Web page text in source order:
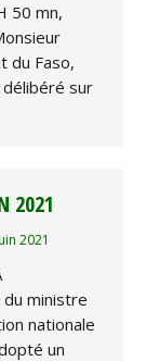
50 mn,
du Faso,
délibéré sur
2021
2021
du ministre
nationale
un